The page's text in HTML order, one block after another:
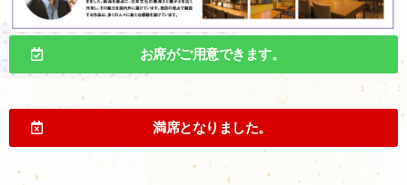
お席がご用意できます。
満席となりました。